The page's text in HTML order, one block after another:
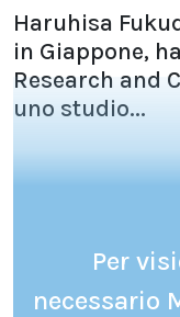
Haruhisa
in Giappone,
Research and
uno studio...
Per
necessario